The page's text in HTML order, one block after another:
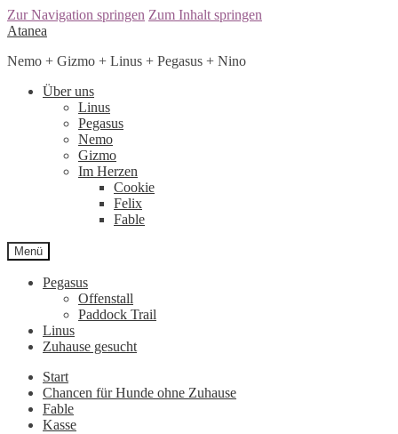
Zur Navigation springen Zum Inhalt springen
Atanea
Nemo + Gizmo + Linus + Pegasus + Nino
Über uns
Linus
Pegasus
Nemo
Gizmo
Im Herzen
Cookie
Felix
Fable
Menü
Pegasus
Offenstall
Paddock Trail
Linus
Zuhause gesucht
Start
Chancen für Hunde ohne Zuhause
Fable
Kasse